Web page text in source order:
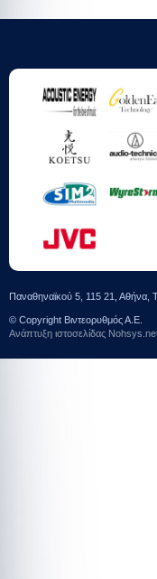
Παναθηναϊκού 5, 115 21,
© Copyright Βιντεορυθμός Α.Ε.
Ανάπτυξη ιστοσελίδας